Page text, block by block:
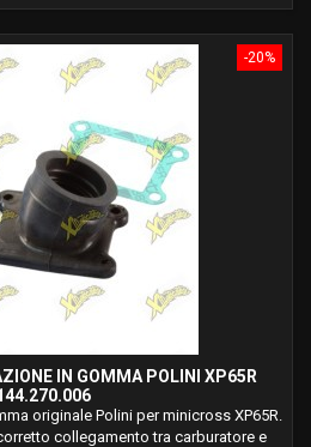
-20%
IN GOMMA POLINI XP65R
originale Polini per minicross XP65R.
collegamento tra carburatore e